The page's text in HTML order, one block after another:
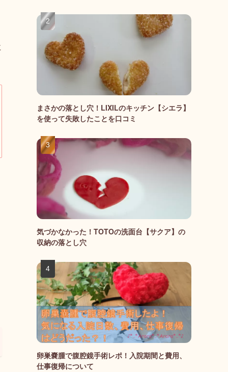
まさかの落とし穴！LIXILのキッチン【シエラ】
を使って失敗したことを口コミ
気づかなかった！TOTOの洗面台【サクア】の
収納の落とし穴
卵巣嚢腫で腹腔鏡手術レポ！入院期間と費用、
仕事復帰について